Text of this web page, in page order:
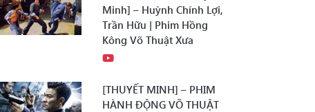
Minh] – Huỳnh Chính Lợi,
Trần Hữu | Phim Hồng
Kông Võ Thuật Xưa
[THUYẾT MINH] – PHIM
HÀNH ĐỘNG VÕ THUẬT